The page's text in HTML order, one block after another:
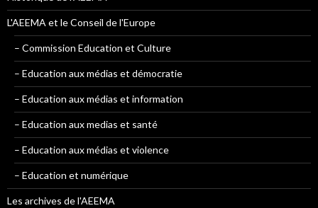
L'AEEMA et le Conseil de l'Europe
– Commission Education et Culture
– Education aux médias et démocratie
– Education aux médias et information
– Education aux medias et santé
– Education aux médias et violence
– Education et numérique
Les archives de l'AEEMA